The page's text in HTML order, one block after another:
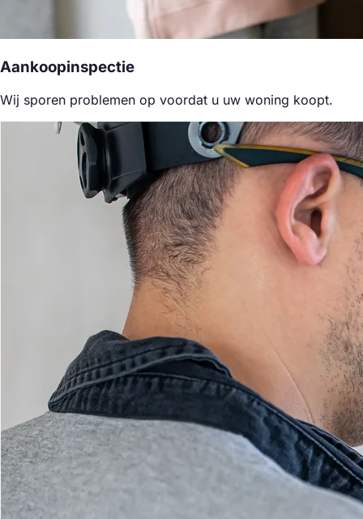
Aankoopinspectie
Wij sporen problemen op voordat u uw woning koopt.